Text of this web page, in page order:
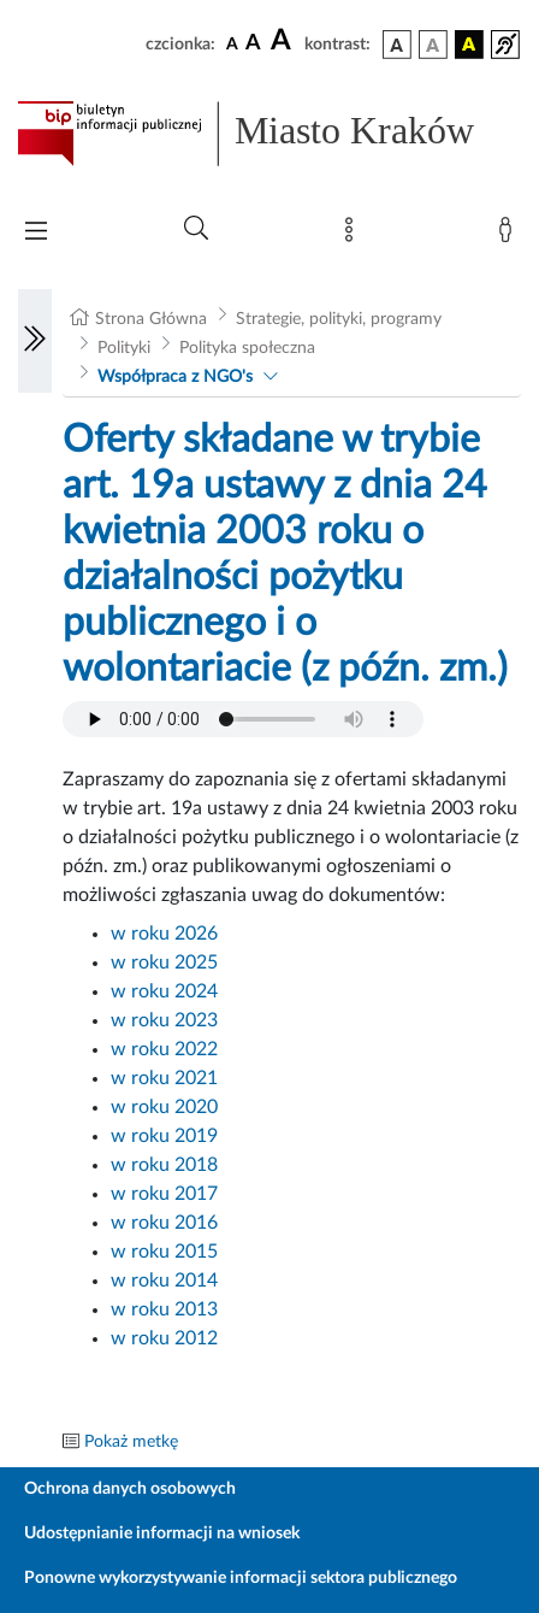
czcionka: A A A kontrast:
Miasto Kraków
Strona Główna
Strategie, polityki, programy
Polityki
Polityka społeczna
Współpraca z NGO's
Oferty składane w trybie
art. 19a ustawy z dnia 24
kwietnia 2003 roku o
działalności pożytku
publicznego i o
wolontariacie (z późn. zm.)
Zapraszamy do zapoznania się z ofertami składanymi
w trybie art. 19a ustawy z dnia 24 kwietnia 2003 roku
o działalności pożytku publicznego i o wolontariacie (z
późn. zm.) oraz publikowanymi ogłoszeniami o
możliwości zgłaszania uwag do dokumentów:
w roku 2026
w roku 2025
w roku 2024
w roku 2023
w roku 2022
w roku 2021
w roku 2020
w roku 2019
w roku 2018
w roku 2017
w roku 2016
w roku 2015
w roku 2014
w roku 2013
w roku 2012
Pokaż metkę
Ochrona danych osobowych
Udostępnianie informacji na wniosek
Ponowne wykorzystywanie informacji sektora publicznego